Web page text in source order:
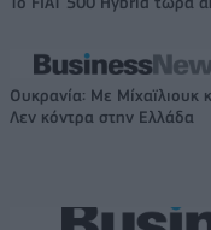
Ουκρανία: Με Μίχαϊλιουκ
Λεν κόντρα στην Ελλάδα